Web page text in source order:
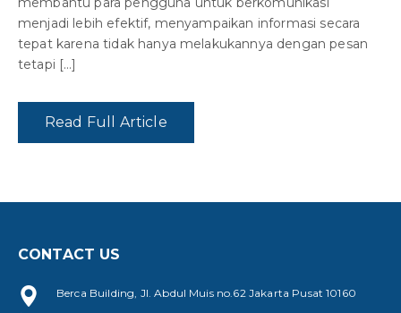
menjadi lebih efektif, menyampaikan informasi secara
tepat karena tidak hanya melakukannya dengan pesan
tetapi […]
Read Full Article
CONTACT US
Berca Building, Jl. Abdul Muis no.62 Jakarta Pusat 10160